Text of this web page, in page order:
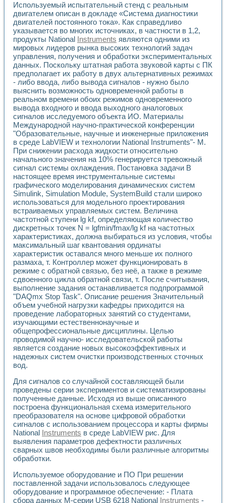
Использование программ ELECTRONICS WORKBENCH-
Лабораторный практикум по дисциплине «Цифровые
Лабораторный практикум по ИНС на основе LabVIEW
Лабораторный практикум по основам теории коммутации
Опыт использования NI LabVIEW для создания
Применение LabVIEW для исследования течения в
Создание виртуальной работы «Изучение магнитных
Обратный маятник
Устройство для изучения основ интерфейсов обмена по
Лабораторный практикум: изучение адиабатического
Стенд для исследования электрических переходных
Система статистической обработки результатов
Автоматизация лазерно-плазменных измерений с
Модельно-измерительный комплекс. Назначение. Состав.
Использование технологий NATIONAL INSTRUMENTS
Учебный практикум "Спектральный и корреляционный
Учебный стенд для исследования принципа действия
Оборудование и программное обеспечение учебных
Виртуальный лабораторный практикум для изучения
Управление роботом ТУР-10 средствами LabVIEW
Аппаратно-программный комплекс для исследования
Автоматизированный дистанционный лабораторный
Исследование возможности реставрации одномерных
Использование технологий NATIONAL INSTRUMENTS в
Разработка модификаций алгоритма полигармонической
Учебный стенд для исследования принципа действия
Виртуальная система поддержки принимаемых решений в
Преемственность дисциплин «Моделирование систем» и
Универсальный стенд для исследования электрических
Лабораторные практикумы по информационно-
Виртуальный измеритель частотных характеристик на
Лабораторный практикум по основам теории Коммутации
Разработка виртуальной лабораторной работы
Виртуальные практикумы по электротехнике в среде
Из опыта внедрения в рамках национального проекта
Исследование эффективности решателей
Опыт разработки LabVIEW лабораторных практикумов
Разработка виртуальной лаборатории по электротехнике
Усовершенствованные алгоритмы частотного анализа
Об опыте работы учебного центра «Технологии
Технологии NI в магистерской программе «Прикладная
Система диагностики двигателей постоянного тока
Автоматизированный стенд формирования
Лабораторный практикум по курсу ИИС на базе
Партнеры
Академические и отраслевые институты
Бизнес
Контакты
Используемый испытательный стенд с реальным
двигателем описан в докладе «Система диагностики
двигателей постоянного тока». Как справедливо
указывается во многих источниках, в частности в 1,2,
продукты National Instruments являются одними из
мировых лидеров рынка высоких технологий задач
управления, получения и обработки экспериментальных
данных. Поскольку штатная работа звуковой карты с ПК
предполагает их работу в двух альтернативных режимах
- либо ввода, либо вывода сигналов - нужно было
выяснить возможность одновременной работы в
реальном времени обоих режимов одновременного
вывода входного и ввода выходного аналоговых
сигналов исследуемого объекта ИО. Материалы
Международной научно-практической конференции
"Образовательные, научные и инженерные приложения
в среде LabVIEW и технологии National Instruments"- М.
При снижении расхода жидкости относительно
начального значения на 10% генерируется тревожный
сигнал системы охлаждения. Постановка задачи В
настоящее время инструментальные системы
графического моделирования динамических систем
Simulink, Simulation Module, SystemBuild стали широко
использоваться для модельного проектирования
встраиваемых управляемых систем. Величина
частотной ступени lg kf, определяющая количество
дискретных точек N = lgfmin/fmax/lg kf на частотных
характеристиках, должна выбираться из условия, чтобы
максимальный шаг квантования ординаты
характеристик оставался много меньше их полного
размаха, т. Контроллер может функционировать в
режиме с обратной связью, без неё, а также в режиме
сдвоенного цикла обратной связи, т. После считывания,
выполнение задания останавливается подпрограммой
"DAQmx Stop Task". Описание решения Значительный
объем учебной нагрузки кафедры приходится на
проведение лабораторных занятий со студентами,
изучающими естественнонаучные и
общепрофессиональные дисциплины. Целью
проводимой научно- исследовательской работы
является создание новых высокоэффективных и
надежных систем очистки производственных сточных
вод.
Для сигналов со случайной составляющей были
проведены серии экспериментов и систематизированы
полученные данные. Исходя из выше описанного
построена функциональная схема измерительного
преобразователя на основе цифровой обработки
сигналов с использованием процессора и карты фирмы
National Instruments в среде LabVIEW рис. Для
выявления параметров дефектности различных
сварных швов необходимы были различные алгоритмы
обработки.
Используемое оборудование и ПО При решении
поставленной задачи использовалось следующее
оборудование и программное обеспечение: - Плата
сбора данных М-серии USB 6218 National Instruments -